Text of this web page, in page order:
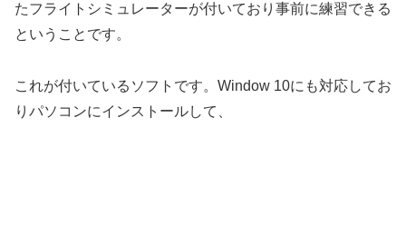
たフライトシミュレーターが付いており事前に練習できる
ということです。
これが付いているソフトです。Window 10にも対応してお
りパソコンにインストールして、